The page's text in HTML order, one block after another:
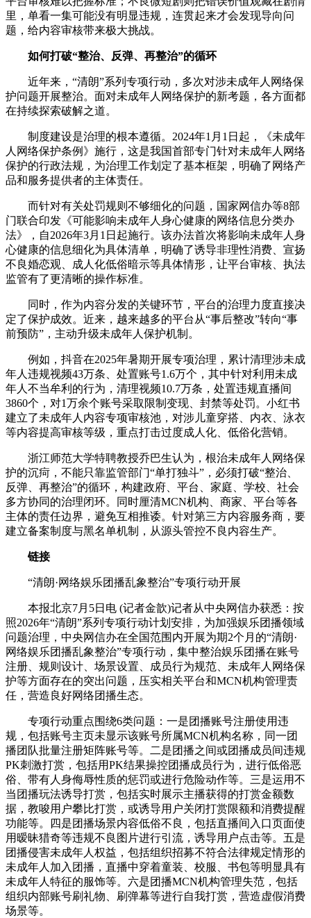
里，单看一集可能没有明显违规，连贯起来才会发现导向问
题，给内容审核带来极大挑战。
如何打破“整治、反弹、再整治”的循环
近年来，“清朗”系列专项行动，多次对涉未成年人网络保
护问题开展整治。面对未成年人网络保护的新考题，各方面都
在持续探索破解之道。
制度建设是治理的根本遵循。2024年1月1日起，《未成年
人网络保护条例》施行，这是我国首部专门针对未成年人网络
保护的行政法规，为治理工作划定了基本框架，明确了网络产
品和服务提供者的主体责任。
而针对有关处罚规则不够细化的问题，国家网信办等8部
门联合印发《可能影响未成年人身心健康的网络信息分类办
法》，自2026年3月1日起施行。该办法首次将影响未成年人身
心健康的信息细化为具体清单，明确了诱导非理性消费、宣扬
不良婚恋观、成人化低俗暗示等具体情形，让平台审核、执法
监管有了更清晰的操作标准。
同时，作为内容分发的关键环节，平台的治理力度直接决
定了保护成效。近来，越来越多的平台从“事后整改”转向“事
前预防”，主动升级未成年人保护机制。
例如，抖音在2025年暑期开展专项治理，累计清理涉未成
年人违规视频43万条、处置账号1.6万个，其中针对利用未成
年人不当牟利的行为，清理视频10.7万条，处置违规直播间
3860个，对1万余个账号采取限制变现、封禁等处罚。小红书
建立了未成年人内容专项审核池，对涉儿童穿搭、内衣、泳衣
等内容提高审核等级，重点打击过度成人化、低俗化营销。
浙江师范大学特聘教授乔巴生认为，根治未成年人网络保
护的沉疴，不能只靠监管部门“单打独斗”，必须打破“整治、
反弹、再整治”的循环，构建政府、平台、家庭、学校、社会
多方协同的治理闭环。同时厘清MCN机构、商家、平台等各
主体的责任边界，避免互相推诿。针对第三方内容服务商，要
建立备案制度与黑名单机制，从源头管控不良内容生产。
链接
“清朗·网络娱乐团播乱象整治”专项行动开展
本报北京7月5日电 (记者金歆)记者从中央网信办获悉：按
照2026年“清朗”系列专项行动计划安排，为加强娱乐团播领域
问题治理，中央网信办在全国范围内开展为期2个月的“清朗·
网络娱乐团播乱象整治”专项行动，集中整治娱乐团播在账号
注册、规则设计、场景设置、成员行为规范、未成年人网络保
护等方面存在的突出问题，压实相关平台和MCN机构管理责
任，营造良好网络团播生态。
专项行动重点围绕6类问题：一是团播账号注册使用违
规，包括账号主页未显示该账号所属MCN机构名称，同一团
播团队批量注册矩阵账号等。二是团播之间或团播成员间违规
PK刺激打赏，包括用PK结果操控团播成员行为，进行低俗恶
俗、带有人身侮辱性质的惩罚或进行危险动作等。三是运用不
当团播玩法诱导打赏，包括实时展示主播获得的打赏金额数
据，教唆用户攀比打赏，或诱导用户关闭打赏限额和消费提醒
功能等。四是团播场景内容低俗不良，包括直播间入口页面使
用暧昧猎奇等违规不良图片进行引流，诱导用户点击等。五是
团播侵害未成年人权益，包括组织招募不符合法律规定情形的
未成年人加入团播，直播中穿着童装、校服、书包等明显具有
未成年人特征的服饰等。六是团播MCN机构管理失范，包括
组织内部账号刷礼物、刷弹幕等进行自我打赏，营造虚假消费
场景等。